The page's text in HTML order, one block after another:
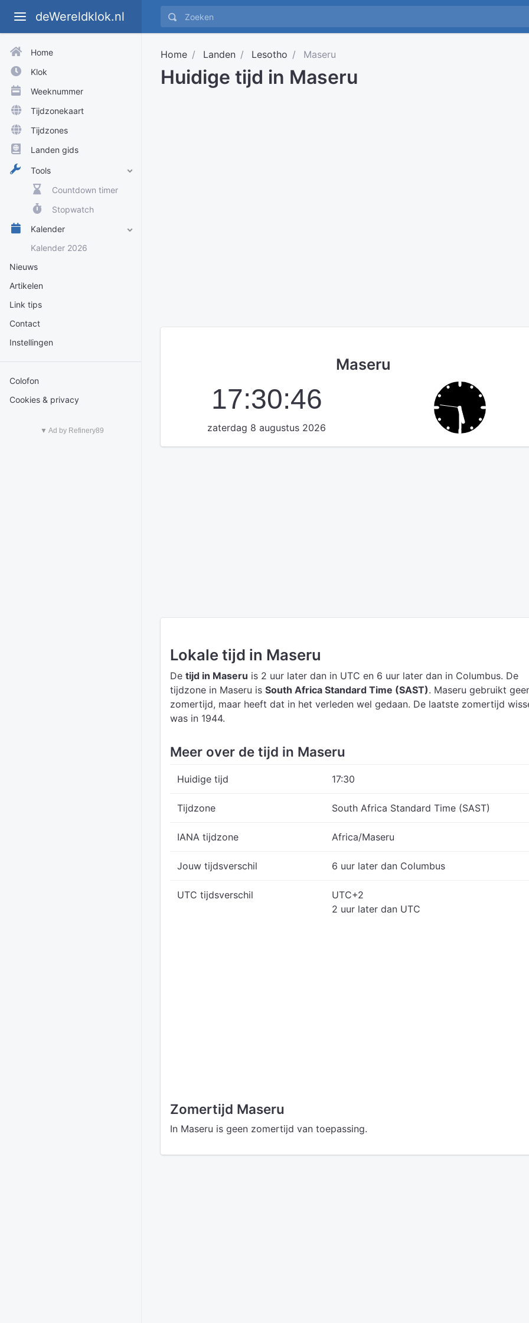
deWereldklok.nl
Home
Klok
Weeknummer
Tijdzonekaart
Tijdzones
Landen gids
Tools
Countdown timer
Stopwatch
Kalender
Kalender 2026
Nieuws
Artikelen
Link tips
Contact
Instellingen
Colofon
Cookies & privacy
▼ Ad by Refinery89
Home Landen Lesotho Maseru
Huidige tijd in Maseru
Maseru
17:30:46
zaterdag 8 augustus 2026
Lokale tijd in Maseru
De tijd in Maseru is 2 uur later dan in UTC en 6 uur later dan in Columbus. De
tijdzone in Maseru is South Africa Standard Time (SAST). Maseru gebruikt
zomertijd, maar heeft dat in het verleden wel gedaan. De laatste zomertijd
was in 1944.
Meer over de tijd in Maseru
Huidige tijd 17:30
Tijdzone South Africa Standard Time (SAST)
IANA tijdzone Africa/Maseru
Jouw tijdsverschil 6 uur later dan Columbus
UTC tijdsverschil
UTC+2
2 uur later dan UTC
Zomertijd Maseru
In Maseru is geen zomertijd van toepassing.